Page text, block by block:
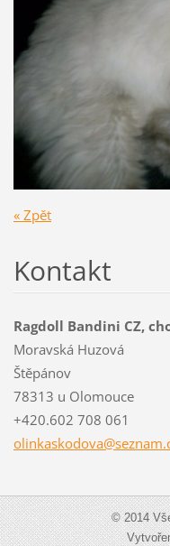
« Zpět
Kontakt
Ragdoll Bandini CZ,
Moravská Huzová
Štěpánov
78313 u Olomouce
+420.602 708 061
olinkaskodova@se
© 2014